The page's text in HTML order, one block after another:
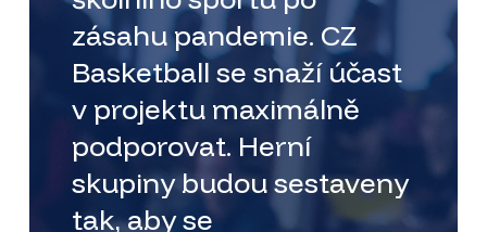
zásahu pandemie. CZ
Basketball se snaží účast
v projektu maximálně
podporovat. Herní
skupiny budou sestaveny
tak, aby se